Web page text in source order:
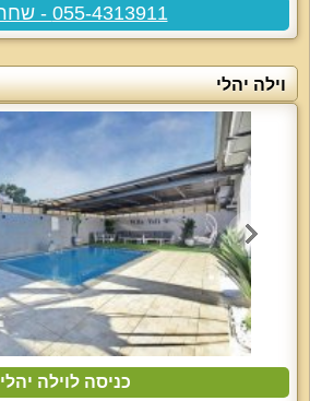
055-4313911 - שחר / רן
וילה יהלי
כניסה לוילה יהלי